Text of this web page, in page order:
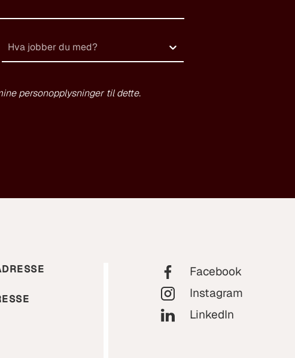
Hva jobber du med?
personopplysninger til dette.
Facebook
Instagram
LinkedIn